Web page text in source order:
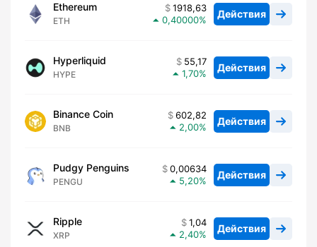
Ethereum
ETH
1918,63
0,40000
Действия
Hyperliquid
HYPE
55,17
1,70
Действия
Binance Coin
BNB
602,82
2,00
Действия
Pudgy Penguins
PENGU
0,00634
5,20
Действия
Ripple
XRP
1,04
2,40
Действия